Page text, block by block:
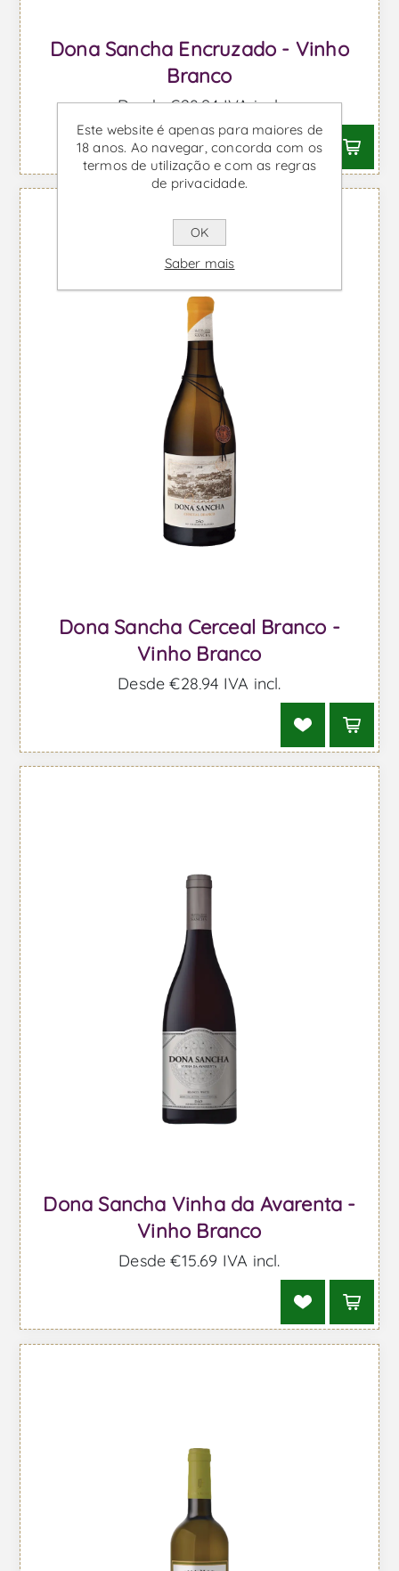
Dona Sancha Encruzado - Vinho
Branco
Desde €28,94 IVA incl.
Dona Sancha Cerceal Branco -
Vinho Branco
Desde €28,94 IVA incl.
Dona Sancha Vinha da Avarenta -
Vinho Branco
Desde €15,69 IVA incl.
Este website é apenas para maiores de
18 anos. Ao navegar, concorda com os
termos de utilização e com as regras
de privacidade.
OK
Saber mais